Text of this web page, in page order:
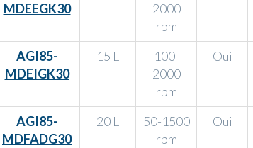
MDEEGK30
2000
rpm
AGI85-
MDEIGK30
15 L
100-
2000
rpm
Oui
AGI85-
MDFADG30
20 L
50-1500
rpm
Oui